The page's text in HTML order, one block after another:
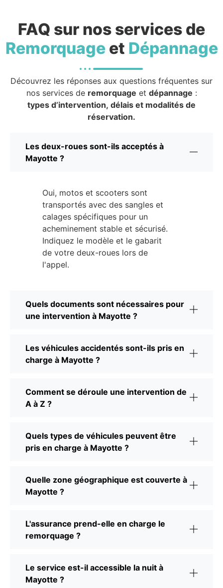
FAQ sur nos services de
Remorquageet Dépannage
Découvrez les réponses aux questions fréquentes sur
nos services de remorquage et dépannage :
types d’intervention, délais et modalités de
réservation.
Les deux-roues sont-ils acceptés à
Mayotte ?
Oui, motos et scooters sont
transportés avec des sangles et
calages spécifiques pour un
acheminement stable et sécurisé.
Indiquez le modèle et le gabarit
de votre deux-roues lors de
l'appel.
Quels documents sont nécessaires pour
une intervention à Mayotte ?
Les véhicules accidentés sont-ils pris en
charge à Mayotte ?
Comment se déroule une intervention de
A à Z ?
Quels types de véhicules peuvent être
pris en charge à Mayotte ?
Quelle zone géographique est couverte à
Mayotte ?
L'assurance prend-elle en charge le
remorquage ?
Le service est-il accessible la nuit à
Mayotte ?